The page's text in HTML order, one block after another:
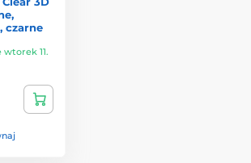
czarne
wtorek 11.